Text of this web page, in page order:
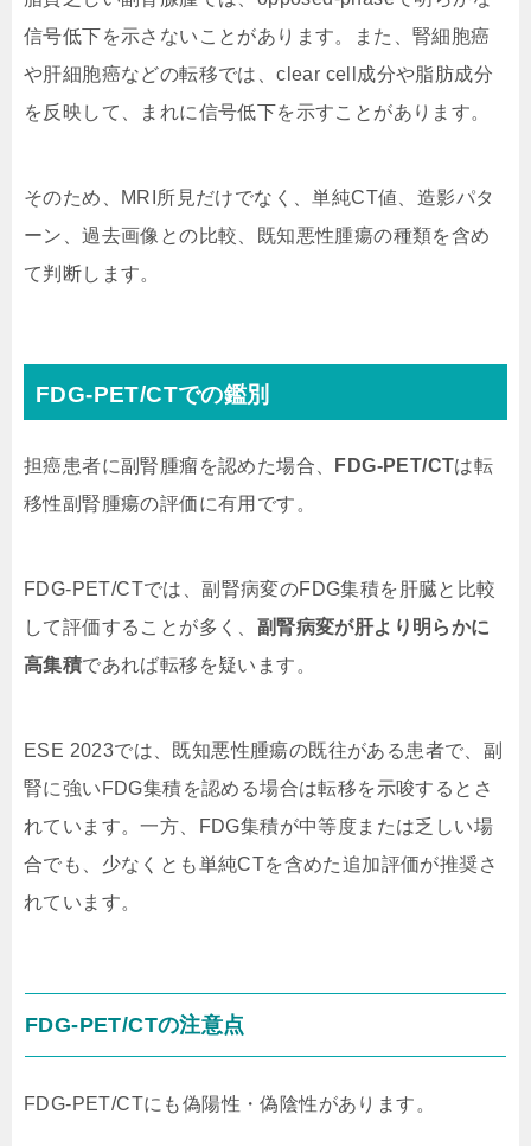
信号低下を示さないことがあります。また、腎細胞癌
や肝細胞癌などの転移では、clear cell成分や脂肪成分
を反映して、まれに信号低下を示すことがあります。
そのため、MRI所見だけでなく、単純CT値、造影パタ
ーン、過去画像との比較、既知悪性腫瘍の種類を含め
て判断します。
FDG-PET/CTでの鑑別
担癌患者に副腎腫瘤を認めた場合、 FDG-PET/CTは転
移性副腎腫瘍の評価に有用です。
FDG-PET/CTでは、副腎病変のFDG集積を肝臓と比較
して評価することが多く、 副腎病変が肝より明らかに
高集積であれば転移を疑います。
ESE 2023では、既知悪性腫瘍の既往がある患者で、副
腎に強いFDG集積を認める場合は転移を示唆するとさ
れています。一方、FDG集積が中等度または乏しい場
合でも、少なくとも単純CTを含めた追加評価が推奨さ
れています。
FDG-PET/CTの注意点
FDG-PET/CTにも偽陽性・偽陰性があります。